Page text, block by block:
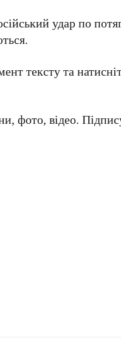
удар по
тексту та
фото, відео.